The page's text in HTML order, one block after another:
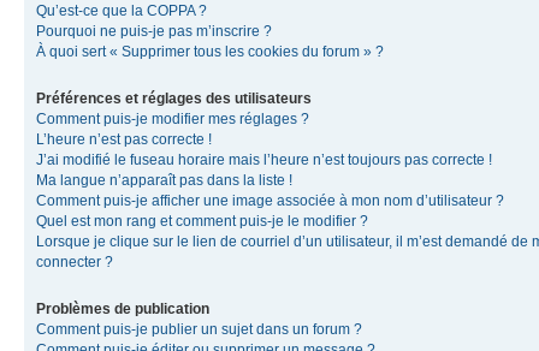
Qu’est-ce que la COPPA ?
Pourquoi ne puis-je pas m’inscrire ?
À quoi sert « Supprimer tous les cookies du forum » ?
Préférences et réglages des utilisateurs
Comment puis-je modifier mes réglages ?
L’heure n’est pas correcte !
J’ai modifié le fuseau horaire mais l’heure n’est toujours pas correcte !
Ma langue n’apparaît pas dans la liste !
Comment puis-je afficher une image associée à mon nom d’utilisateur ?
Quel est mon rang et comment puis-je le modifier ?
Lorsque je clique sur le lien de courriel d’un utilisateur, il m’est demandé de
connecter ?
Problèmes de publication
Comment puis-je publier un sujet dans un forum ?